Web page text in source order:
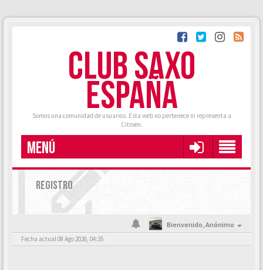
CLUB SAXO
ESPAÑA
Somos una comunidad de usuarios. Esta web no pertenece ni representa a
Citroën.
MENÚ
REGISTRO
Bienvenido,Anónimo
Fecha actual 08 Ago 2026, 04:35